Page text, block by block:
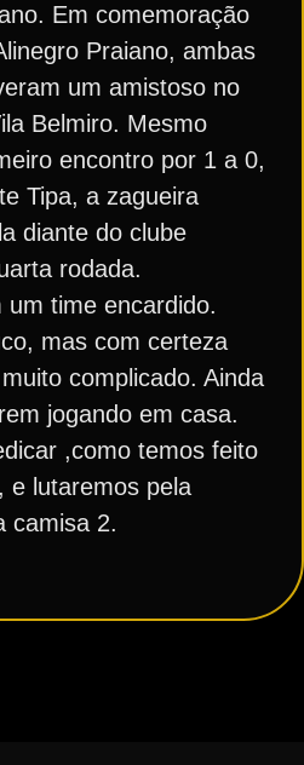
Em comemoração
Praiano, ambas
um amistoso no
Belmiro. Mesmo
encontro por 1 a 0,
Tipa, a zagueira
diante do clube
rodada.
um time encardido.
mas com certeza
complicado. Ainda
jogando em casa.
,como temos feito
e lutaremos pela
camisa 2.